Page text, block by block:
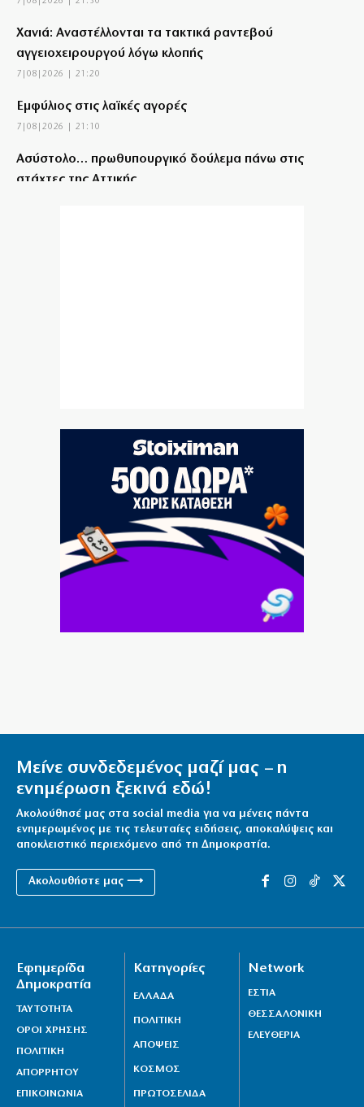
Χανιά: Αναστέλλονται τα τακτικά ραντεβού
αγγειοχειρουργού λόγω κλοπής
7|08|2026 | 21:20
Εμφύλιος στις λαϊκές αγορές
7|08|2026 | 21:10
Ασύστολο… πρωθυπουργικό δούλεμα πάνω στις
στάχτες της Αττικής
7|08|2026 | 20:40
Θερινά δρομολόγια και καλοκαιρινή ταλαιπωρία
Μετρό Θεσσαλονίκης: Στις ράγες τα δοκιμαστικά
δρομολόγια προς Καλαμαριά
7|08|2026 | 20:20
«Τσουχτερό» πρόστιμο σε ψήστες γουρουνοπούλας
7|08|2026 | 20:15
7|08|2026 | 20:00
Ασυνεννοησία για την διερεύνηση της πτώσης των
ελικοπτέρων
7|08|2026 | 19:50
Διάλογος… έπος Βιτάλις-Μάριου Ηλιόπουλου (βίντεο)
Νέο τουριστικό χωροταξικό: Τι αλλάζει – Πού
Νέα θανατηφόρα επίθεση από τους Χούθι
7|08|2026 | 19:20
Μείνε συνδεδεμένος μαζί μας – η
ενημέρωση ξεκινά εδώ!
Ακολούθησέ μας στα social media για να μένεις πάντα
ενημερωμένος με τις τελευταίες ειδήσεις, αποκαλύψεις και
αποκλειστικό περιεχόμενο από τη Δημοκρατία.
Ακολουθήστε μας ⟶
Εφημερίδα
Δημοκρατία
ΤΑΥΤΟΤΗΤΑ
ΟΡΟΙ ΧΡΗΣΗΣ
ΠΟΛΙΤΙΚΗ
ΑΠΟΡΡΗΤΟΥ
ΕΠΙΚΟΙΝΩΝΙΑ
Κατηγορίες
ΕΛΛΑΔΑ
ΠΟΛΙΤΙΚΗ
ΑΠΟΨΕΙΣ
ΚΟΣΜΟΣ
ΠΡΩΤΟΣΕΛΙΔΑ
Network
ΕΣΤΙΑ
ΘΕΣΣΑΛΟΝΙΚΗ
ΕΛΕΥΘΕΡΙΑ